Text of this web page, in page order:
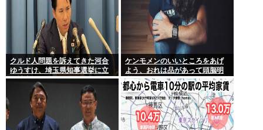
クルド人問題を訴えてきた河合
ゆうすけ、埼玉県知事選挙に立
候補表明www
ケンモメンのいいところをあげ
よう、おれは品があって頭脳明
晰だとおもう